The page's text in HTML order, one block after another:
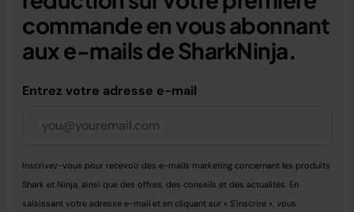
coup d'œil, sans soulever le couvercle. Et si vous
manquez de place sur le plan de travail, optez pour
le modèle compact avec ses récipients
interchangeables en verre qui se détachent de
l'unité principale et se rangent facilement, sans
ou gratinées.
vous trouverez le meilleur modèle d'air fryer Ninja
qui vous correspond le mieux parmi notre large
gamme. Choisir de cuisiner avec un air fryer, c'est
choisir une méthode de cuisson saine, simple,
pour vous ou ceux que vous aimez.
*Test réalisé avec des frites coupées à la main
avec cuisson en friture conventionnelle.
commande en vous abonnant
aux e-mails de SharkNinja.
Entrez votre adresse e-mail
Inscrivez-vous pour recevoir des e-mails marketing concernant les produits
Shark et Ninja, ainsi que des offres, des conseils et des actualités. En
saisissant votre adresse e-mail et en cliquant sur « S'inscrire », vous